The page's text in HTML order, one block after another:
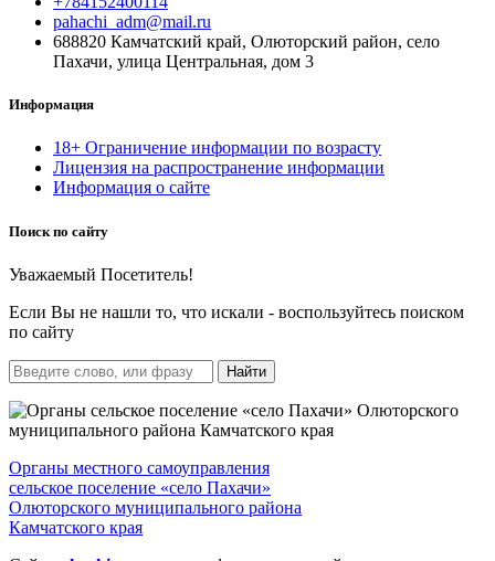
pahachi_adm@mail.ru
688820 Камчатский край, Олюторский район, село
Пахачи, улица Центральная, дом 3
Информация
18+ Ограничение информации по возрасту
Лицензия на распространение информации
Информация о сайте
Поиск по сайту
Уважаемый Посетитель!
Если Вы не нашли то, что искали - воспользуйтесь поиском
по сайту
Найти
Органы местного самоуправления
сельское поселение «село Пахачи»
Олюторского муниципального района
Камчатского края